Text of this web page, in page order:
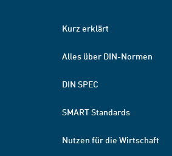
Kurz erklärt
Alles über DIN-Normen
DIN SPEC
SMART Standards
Nutzen für die Wirtschaft